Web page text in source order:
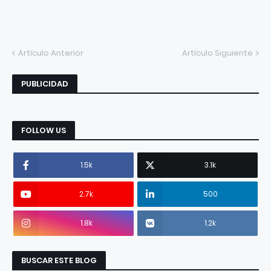
Artículo Anterior Artículo Siguiente
PUBLICIDAD
FOLLOW US
1.5k 3.1k
2.7k 500
1.8k 1.2k
BUSCAR ESTE BLOG